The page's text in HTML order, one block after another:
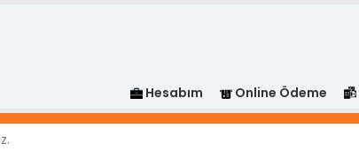
Hesabım
Online Ödeme